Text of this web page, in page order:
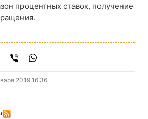
процентных ставок, получение
2019 16:36